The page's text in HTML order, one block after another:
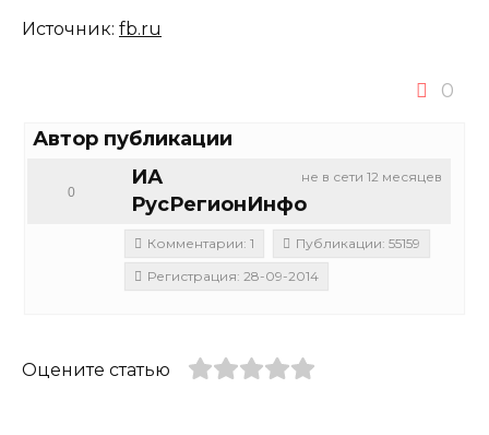
Источник: fb.ru
0
Автор публикации
не в сети 12 месяцев
ИА
РусРегионИнфо
0
Комментарии: 1
Публикации: 55159
Регистрация: 28-09-2014
Оцените статью